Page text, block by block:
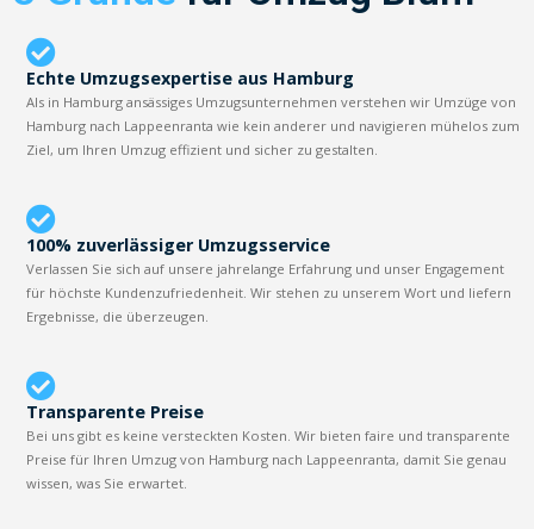
Echte Umzugsexpertise aus Hamburg
Als in Hamburg ansässiges Umzugsunternehmen verstehen wir Umzüge von
Hamburg nach Lappeenranta wie kein anderer und navigieren mühelos zum
Ziel, um Ihren Umzug effizient und sicher zu gestalten.
100% zuverlässiger Umzugsservice
Verlassen Sie sich auf unsere jahrelange Erfahrung und unser Engagement
für höchste Kundenzufriedenheit. Wir stehen zu unserem Wort und liefern
Ergebnisse, die überzeugen.
Transparente Preise
Bei uns gibt es keine versteckten Kosten. Wir bieten faire und transparente
Preise für Ihren Umzug von Hamburg nach Lappeenranta, damit Sie genau
wissen, was Sie erwartet.